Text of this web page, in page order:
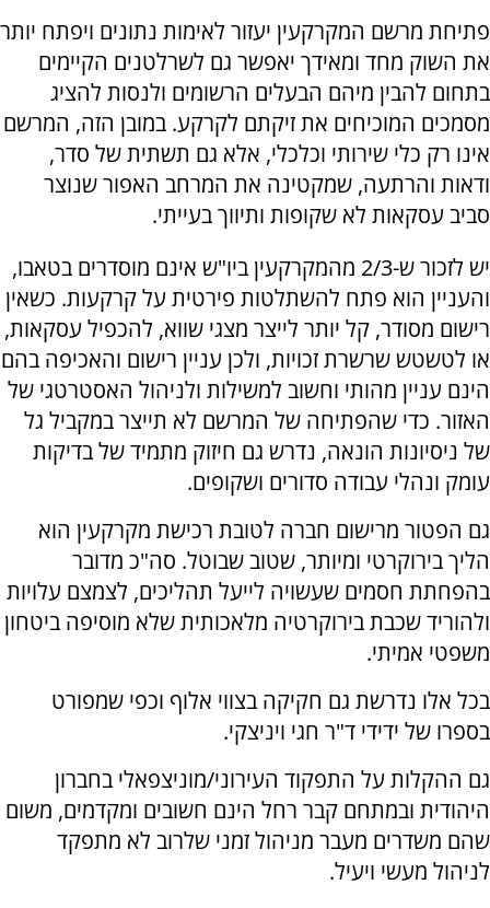
פתיחת מרשם המקרקעין יעזור לאימות נתונים ויפתח יותר
את השוק מחד ומאידך יאפשר גם לשרלטנים הקיימים
בתחום להבין מיהם הבעלים הרשומים ולנסות להציג
מסמכים המוכיחים את זיקתם לקרקע. במובן הזה, המרשם
אינו רק כלי שירותי וכלכלי, אלא גם תשתית של סדר,
ודאות והרתעה, שמקטינה את המרחב האפור שנוצר
סביב עסקאות לא שקופות ותיווך בעייתי.
יש לזכור ש-2/3 מהמקרקעין ביו"ש אינם מוסדרים בטאבו,
והעניין הוא פתח להשתלטות פירטית על קרקעות. כשאין
רישום מסודר, קל יותר לייצר מצגי שווא, להכפיל עסקאות,
או לטשטש שרשרת זכויות, ולכן עניין רישום והאכיפה בהם
הינם עניין מהותי וחשוב למשילות ולניהול האסטרטגי של
האזור. כדי שהפתיחה של המרשם לא תייצר במקביל גל
של ניסיונות הונאה, נדרש גם חיזוק מתמיד של בדיקות
עומק ונהלי עבודה סדורים ושקופים.
גם הפטור מרישום חברה לטובת רכישת מקרקעין הוא
הליך בירוקרטי ומיותר, שטוב שבוטל. סה"כ מדובר
בהפחתת חסמים שעשויה לייעל תהליכים, לצמצם עלויות
ולהוריד שכבת בירוקרטיה מלאכותית שלא מוסיפה ביטחון
משפטי אמיתי.
בכל אלו נדרשת גם חקיקה בצווי אלוף וכפי שמפורט
בספרו של ידידי ד"ר חגי ויניצקי.
גם ההקלות על התפקוד העירוני/מוניצפאלי בחברון
היהודית ובמתחם קבר רחל הינם חשובים ומקדמים, משום
שהם משדרים מעבר מניהול זמני שלרוב לא מתפקד
לניהול מעשי ויעיל.